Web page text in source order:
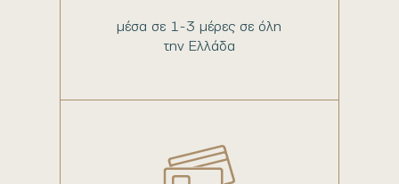
μέσα σε 1-3 μέρες σε όλη
την Ελλάδα